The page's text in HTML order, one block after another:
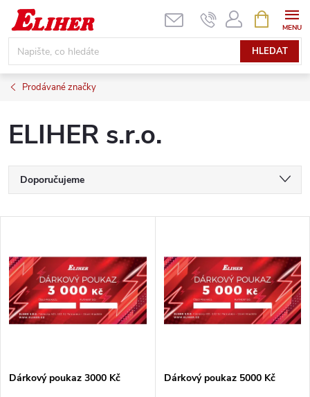
Přejít
obsah
HLEDAT
NÁKUPNÍ
KOŠÍK
Prodávané značky
ELIHER s.r.o.
Ř
a
z
e
n
Doporučujeme
Nejprodávanější
Abecedně
ý
p
i
s
Dárkový poukaz 3000 Kč Dárkový poukaz 5000 Kč